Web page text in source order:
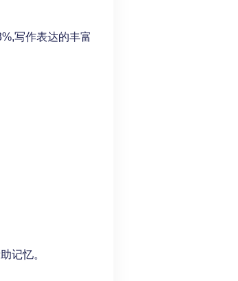
写作表达的丰富
记忆。